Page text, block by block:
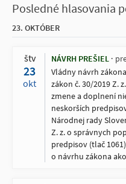
Posledné hlasovania
23. OKTÓBER
štv
23
okt
NÁVRH PREŠIEL
Vládny návrh
zákon č. 30/2019 Z.
zmene a doplnení
neskorších
Národnej rady
Z. z. o správnych
predpisov (tlač
o návrhu zákona